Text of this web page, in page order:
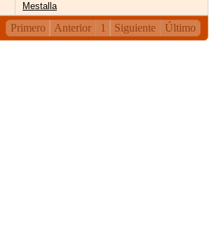
Mestalla
Primero Anterior 1 Siguiente Último